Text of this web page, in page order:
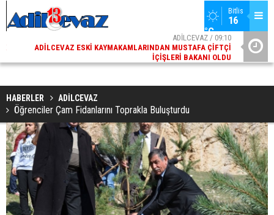
Bitlis
16
°C
ADİLCEVAZ / 09:10
ADILCEVAZ ESKI KAYMAKAMLARINDAN MUSTAFA ÇIFTÇI
İÇIŞLERI BAKANI OLDU
HABERLER ADİLCEVAZ
Öğrenciler Çam Fidanlarını Toprakla Buluşturdu